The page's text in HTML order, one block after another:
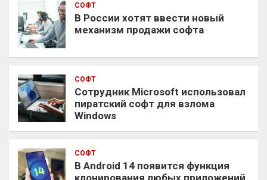
СОФТ
В России хотят ввести новый
механизм продажи софта
СОФТ
Сотрудник Microsoft использовал
пиратский софт для взлома
Windows
СОФТ
В Android 14 появится функция